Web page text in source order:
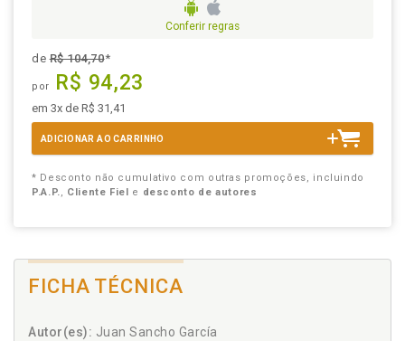
Conferir regras
deR$ 104,70*
por R$ 94,23
em 3x de R$ 31,41
ADICIONAR AO CARRINHO
* Desconto não cumulativo com outras promoções, incluindo
P.A.P., Cliente Fiel e desconto de autores
FICHA TÉCNICA
Autor(es): Juan Sancho García